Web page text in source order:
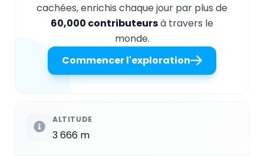
cachées, enrichis chaque jour par plus de
60,000 contributeursà travers le
monde.
Commencer l'exploration
ALTITUDE
3 666 m